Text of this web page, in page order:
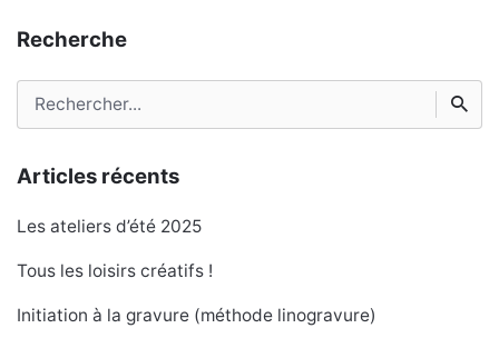
Recherche
Rechercher
Articles récents
Les ateliers d’été 2025
Tous les loisirs créatifs !
Initiation à la gravure (méthode linogravure)